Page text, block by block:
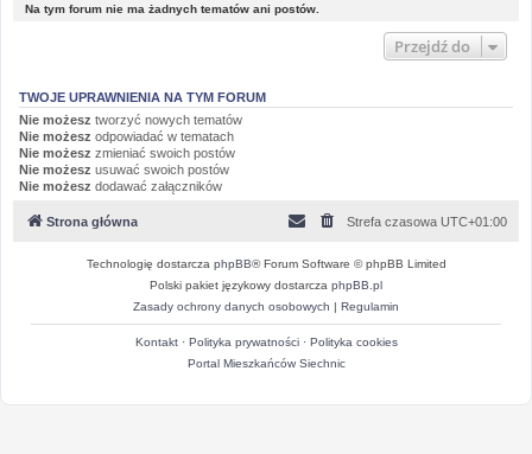
Na tym forum nie ma żadnych tematów ani postów.
Przejdź do
TWOJE UPRAWNIENIA NA TYM FORUM
Nie możesz tworzyć nowych tematów
Nie możesz odpowiadać w tematach
Nie możesz zmieniać swoich postów
Nie możesz usuwać swoich postów
Nie możesz dodawać załączników
Strona główna Strefa czasowa UTC+01:00
Technologię dostarcza phpBB® Forum Software © phpBB Limited
Polski pakiet językowy dostarcza phpBB.pl
Zasady ochrony danych osobowych | Regulamin
Kontakt· Polityka prywatności· Polityka cookies
Portal Mieszkańców Siechnic